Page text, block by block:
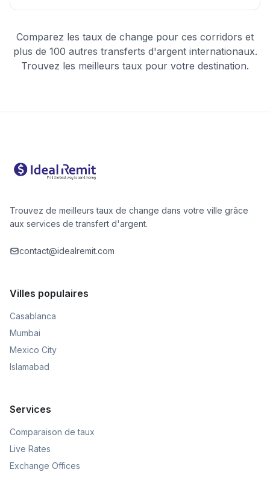
Comparez les taux de change pour ces corridors et
plus de 100 autres transferts d'argent internationaux.
Trouvez les meilleurs taux pour votre destination.
Trouvez de meilleurs taux de change dans votre ville grâce
aux services de transfert d'argent.
contact@idealremit.com
Villes populaires
Casablanca
Mumbai
Mexico City
Islamabad
Services
Comparaison de taux
Live Rates
Exchange Offices